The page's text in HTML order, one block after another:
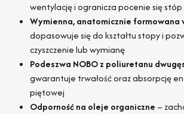
wentylację i ogranicza pocenie się stóp
Wymienna, anatomicznie formowana
dopasowuje się do kształtu stopy i
czyszczenie lub wymianę
Podeszwa NOBO z poliuretanu
gwarantuje trwałość oraz absorpcję
piętowej
Odporność na oleje organiczne –